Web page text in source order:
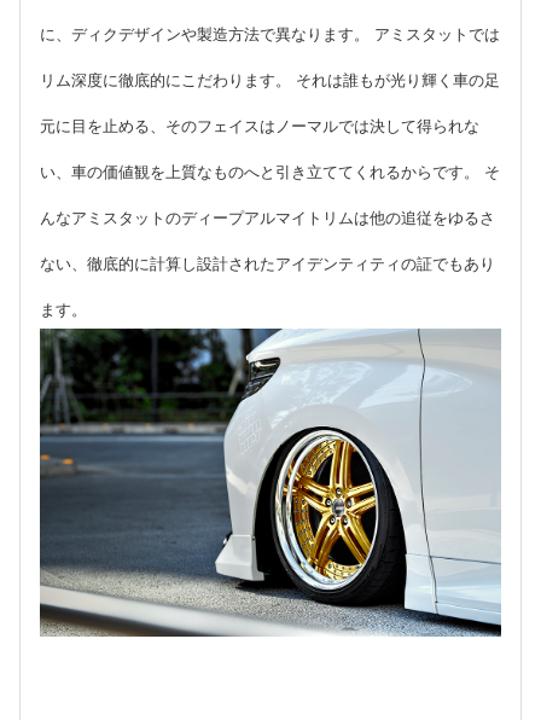
に、ディクデザインや製造方法で異なります。 アミスタットでは
リム深度に徹底的にこだわります。 それは誰もが光り輝く車の足
元に目を止める、そのフェイスはノーマルでは決して得られな
い、車の価値観を上質なものへと引き立ててくれるからです。 そ
んなアミスタットのディープアルマイトリムは他の追従をゆるさ
ない、徹底的に計算し設計されたアイデンティティの証でもあり
ます。